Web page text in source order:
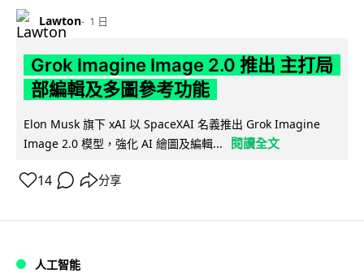
Lawton 1 日
Grok Imagine Image 2.0 推出 主打局
部編輯及多圖參考功能
Elon Musk 旗下 xAI 以 SpaceXAI 名義推出 Grok Imagine
Image 2.0 模型，強化 AI 繪圖及編輯...
閱讀全文
14 分享
人工智能